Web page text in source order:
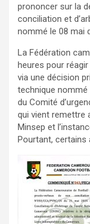
prononcer sur la
conciliation et
nommé le 08 mai
La Fédération
heures pour
via une décision
technique nommé
du Comité
qui vient remettre
Minsep et
Pourtant, certains